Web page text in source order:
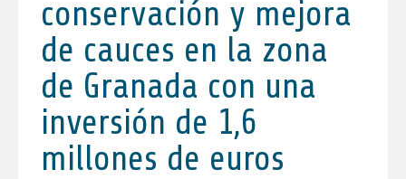
conservación y mejora
de cauces en la zona
de Granada con una
inversión de 1,6
millones de euros